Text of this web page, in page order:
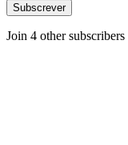
Subscrever
Join 4 other subscribers